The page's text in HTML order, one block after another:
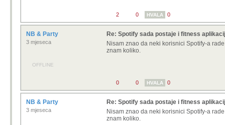
2 0 HVALA 0
NB & Party
3 mjeseca
OFFLINE
Re: Spotify sada postaje i fitness
Nisam znao da neki korisnici Spotify-a
znam koliko.
0 0 HVALA 0
NB & Party
3 mjeseca
Re: Spotify sada postaje i fitness
Nisam znao da neki korisnici Spotify-a
znam koliko.